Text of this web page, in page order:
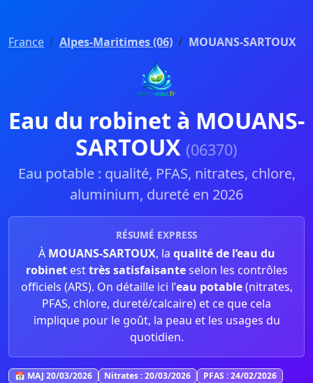
France Alpes-Maritimes (06) MOUANS-SARTOUX
Eau du robinet à MOUANS-
SARTOUX (06370)
Eau potable : qualité, PFAS, nitrates, chlore,
aluminium, dureté en 2026
RÉSUMÉ EXPRESS
À MOUANS-SARTOUX, la qualité de l’eau du
robinetesttrès satisfaisanteselon les contrôles
officiels (ARS). On détaille ici l’eau potable(nitrates,
PFAS, chlore, dureté/calcaire) et ce que cela
implique pour le goût, la peau et les usages du
quotidien.
📅 MAJ 20/03/2026 Nitrates : 20/03/2026
PFAS : 24/02/2026